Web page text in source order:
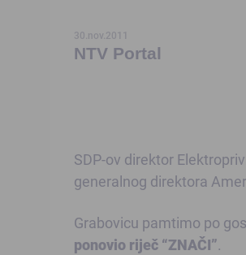
30.nov.2011
NTV Portal
SDP-ov direktor
generalnog direktora
Grabovicu pamtimo po
ponovio riječ “ZNAČI”.